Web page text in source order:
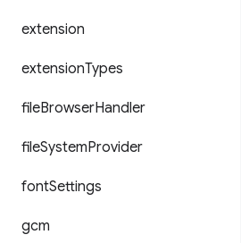
extension
extensionTypes
fileBrowserHandler
fileSystemProvider
fontSettings
gcm